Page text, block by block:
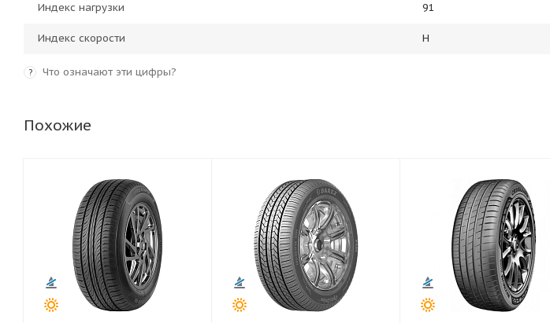
Индекс нагрузки 91
Индекс скорости H
? Что означают эти цифры?
Похожие